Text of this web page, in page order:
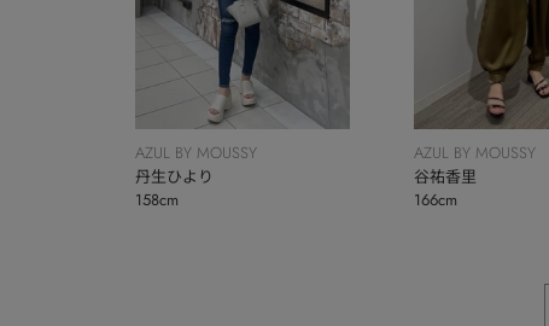
AZUL BY MOUSSY
丹生ひより
158cm
AZUL BY MOUSSY
谷祐香里
166cm